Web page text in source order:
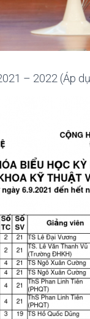
– 2022 (Áp